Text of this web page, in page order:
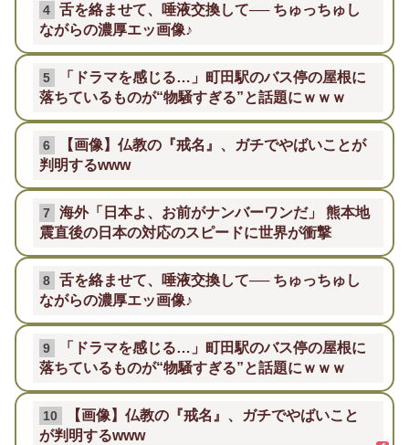
4
舌を絡ませて、唾液交換して── ちゅっちゅし
ながらの濃厚エッ画像♪
5
「ドラマを感じる…」町田駅のバス停の屋根に
落ちているものが“物騒すぎる”と話題にｗｗｗ
6
【画像】仏教の『戒名』、ガチでやばいことが
判明するwww
7
海外「日本よ、お前がナンバーワンだ」 熊本地
震直後の日本の対応のスピードに世界が衝撃
8
舌を絡ませて、唾液交換して── ちゅっちゅし
ながらの濃厚エッ画像♪
9
「ドラマを感じる…」町田駅のバス停の屋根に
落ちているものが“物騒すぎる”と話題にｗｗｗ
10
【画像】仏教の『戒名』、ガチでやばいこと
が判明するwww